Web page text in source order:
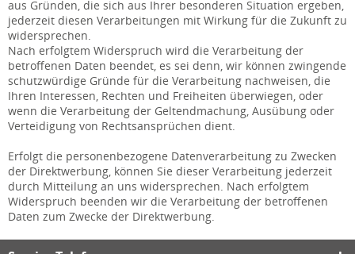
aus Gründen, die sich aus Ihrer besonderen Situation ergeben,
jederzeit diesen Verarbeitungen mit Wirkung für die Zukunft zu
widersprechen.
Nach erfolgtem Widerspruch wird die Verarbeitung der
betroffenen Daten beendet, es sei denn, wir können zwingende
schutzwürdige Gründe für die Verarbeitung nachweisen, die
Ihren Interessen, Rechten und Freiheiten überwiegen, oder
wenn die Verarbeitung der Geltendmachung, Ausübung oder
Verteidigung von Rechtsansprüchen dient.
Erfolgt die personenbezogene Datenverarbeitung zu Zwecken
der Direktwerbung, können Sie dieser Verarbeitung jederzeit
durch Mitteilung an uns widersprechen. Nach erfolgtem
Widerspruch beenden wir die Verarbeitung der betroffenen
Daten zum Zwecke der Direktwerbung.